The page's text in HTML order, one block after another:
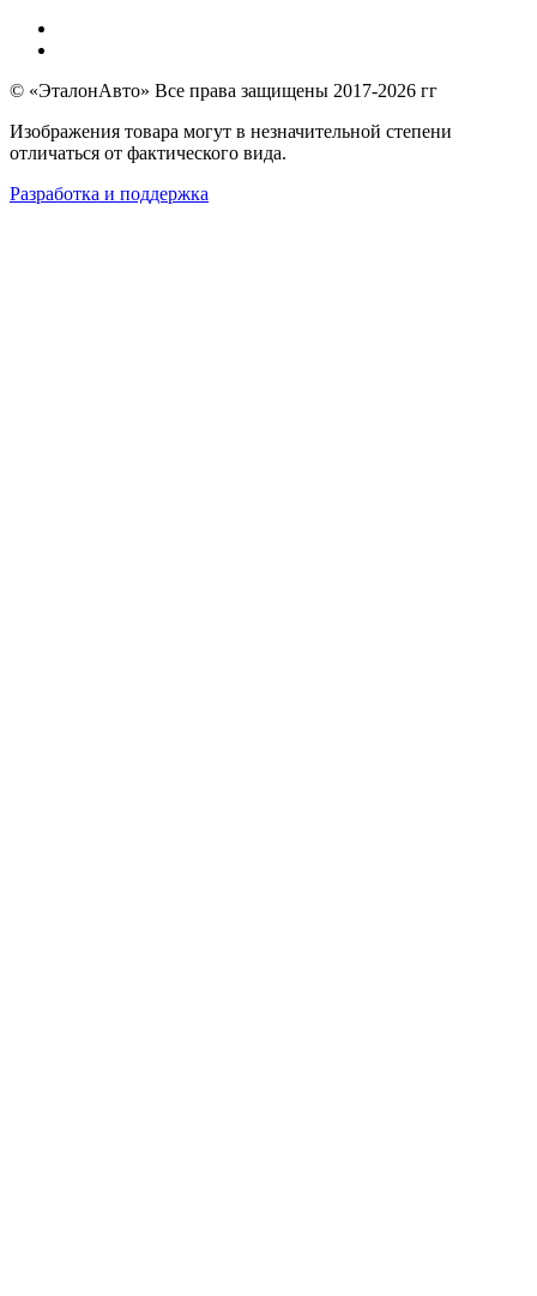
© «ЭталонАвто» Все права защищены 2017-2026 гг
Изображения товара могут в незначительной степени
отличаться от фактического вида.
Разработка и поддержка